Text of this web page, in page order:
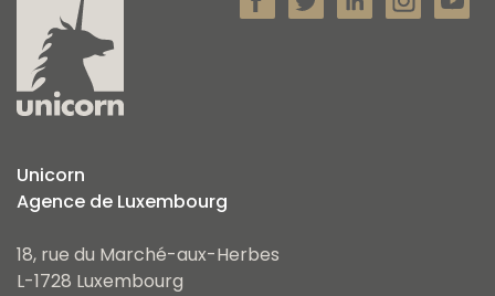
Unicorn
Agence de Luxembourg
18, rue du Marché-aux-Herbes
L-1728 Luxembourg